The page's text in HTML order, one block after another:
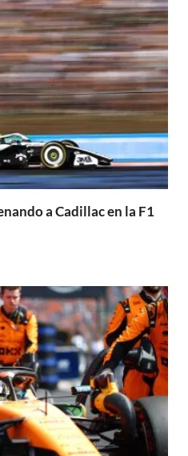
a Cadillac en la F1